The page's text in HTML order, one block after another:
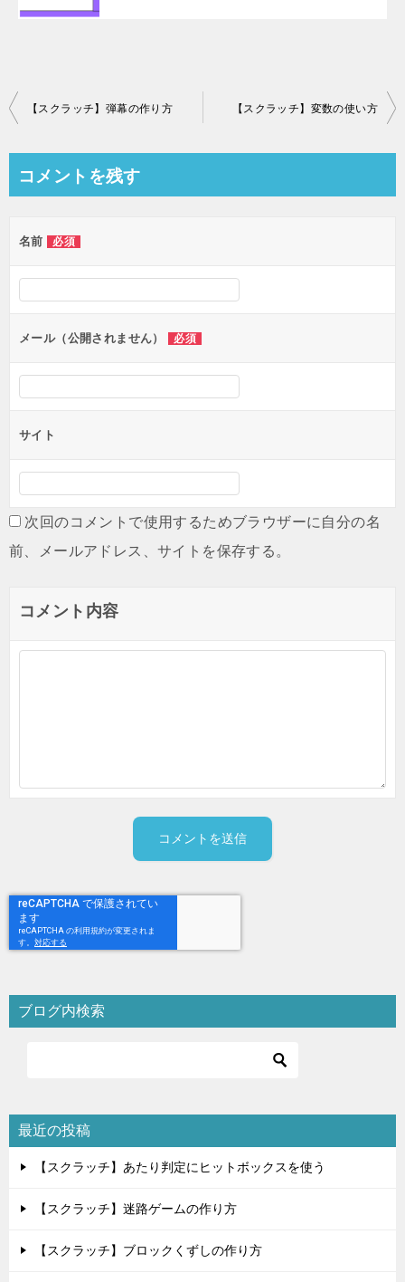
投
ビ
ー
シ
ン
【スクラッチ】弾幕の作り方 【スクラッチ】変数の使い方
コメントを残す
名前 必須
メール（公開されません） 必須
サイト
次回のコメントで使用するためブラウザーに自分の名
前、メールアドレス、サイトを保存する。
ブログ内検索
最近の投稿
【スクラッチ】あたり判定にヒットボックスを使う
【スクラッチ】迷路ゲームの作り方
【スクラッチ】ブロックくずしの作り方